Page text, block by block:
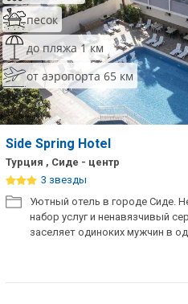
песок
до пляжа 1 км
от аэропорта 65 км
Side Spring Hotel
Турция , Сиде - центр
3 звезды
Уютный отель в городе Сиде.
набор услуг и ненавязчивый
заселяет одиноких мужчин в